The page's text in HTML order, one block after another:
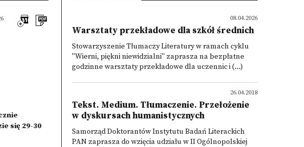
się 29-30
08.04.2026
Warsztaty przekładowe dla szkół średnich
Stowarzyszenie Tłumaczy Literatury w ramach cyklu
"Wierni, piękni niewidzialni" zaprasza na bezpłatne
godzinne warsztaty przekładowe dla uczennic i (...)
26.04.2018
Tekst. Medium. Tłumaczenie. Przełożenie
w dyskursach humanistycznych
Samorząd Doktorantów Instytutu Badań Literackich
PAN zaprasza do wzięcia udziału w II Ogólnopolskiej